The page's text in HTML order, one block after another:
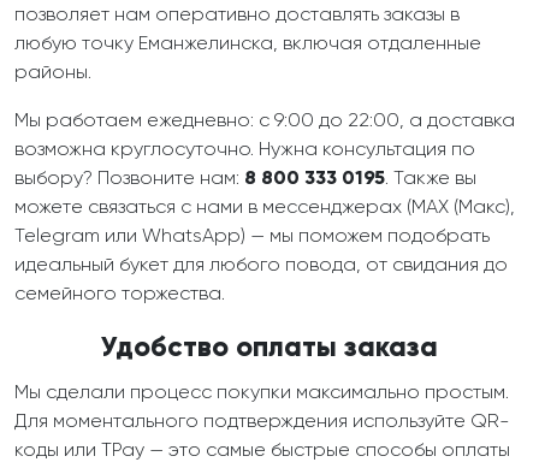
позволяет нам оперативно доставлять заказы в
любую точку Еманжелинска, включая отдаленные
районы.
Мы работаем ежедневно: с 9:00 до 22:00, а доставка
возможна круглосуточно. Нужна консультация по
выбору? Позвоните нам: 8 800 333 0195. Также вы
можете связаться с нами в мессенджерах (MAX (Макс),
Telegram или WhatsApp) — мы поможем подобрать
идеальный букет для любого повода, от свидания до
семейного торжества.
Удобство оплаты заказа
Мы сделали процесс покупки максимально простым.
Для моментального подтверждения используйте QR-
коды или TPay — это самые быстрые способы оплаты